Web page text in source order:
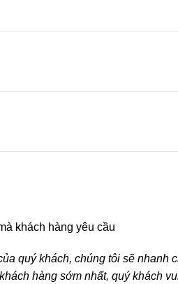
khách hàng yêu cầu
quý khách, chúng tôi sẽ
hàng sớm nhất, quý khách